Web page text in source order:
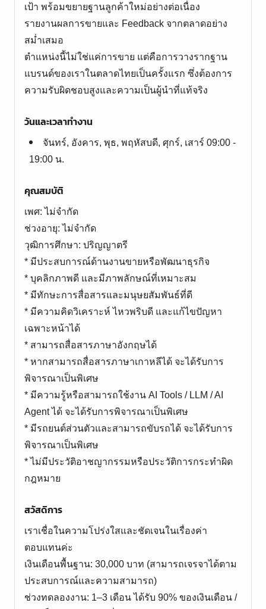
เป้า พร้อมขยายฐานลูกค้าใหม่อย่างต่อเนื่อง
รายงานผลการขายและ Feedback จากตลาดอย่าง
สม่ำเสมอ
ตำแหน่งนี้ไม่ใช่แค่การขาย แต่คือการวางรากฐาน
แบรนด์ของเราในตลาดไทยเป็นครั้งแรก ซึ่งต้องการ
ความรับผิดชอบสูงและความเป็นผู้นำที่แท้จริง
วันและเวลาทำงาน
จันทร์, อังคาร, พุธ, พฤหัสบดี, ศุกร์, เสาร์ 09:00 -
19:00 น.
คุณสมบัติ
เพศ: ไม่จำกัด
ช่วงอายุ: ไม่จำกัด
วุฒิการศึกษา: ปริญญาตรี
* มีประสบการณ์ด้านงานขายหรือพัฒนาธุรกิจ
* บุคลิกภาพดี และมีภาพลักษณ์ที่เหมาะสม
* มีทักษะการสื่อสารและมนุษยสัมพันธ์ที่ดี
* มีความคิดวิเคราะห์ ไหวพริบดี และแก้ไขปัญหา
เฉพาะหน้าได้
* สามารถสื่อสารภาษาอังกฤษได้
* หากสามารถสื่อสารภาษาเกาหลีได้ จะได้รับการ
พิจารณาเป็นพิเศษ
* มีความรู้หรือสามารถใช้งาน AI Tools / LLM / AI
Agent ได้ จะได้รับการพิจารณาเป็นพิเศษ
* มีรถยนต์ส่วนตัวและสามารถขับรถได้ จะได้รับการ
พิจารณาเป็นพิเศษ
* ไม่มีประวัติอาชญากรรมหรือประวัติการกระทำผิด
กฎหมาย
สวัสดิการ
เราเชื่อในความโปร่งใสและชัดเจนในเรื่องค่า
ตอบแทนค่ะ
เงินเดือนพื้นฐาน: 30,000 บาท (สามารถเจรจาได้ตาม
ประสบการณ์และความสามารถ)
ช่วงทดลองงาน: 1–3 เดือน ได้รับ 90% ของเงินเดือน /